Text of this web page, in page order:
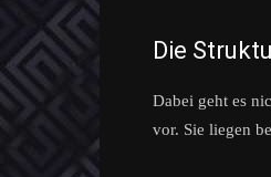
Die
Dabei geht es
vor. Sie liegen